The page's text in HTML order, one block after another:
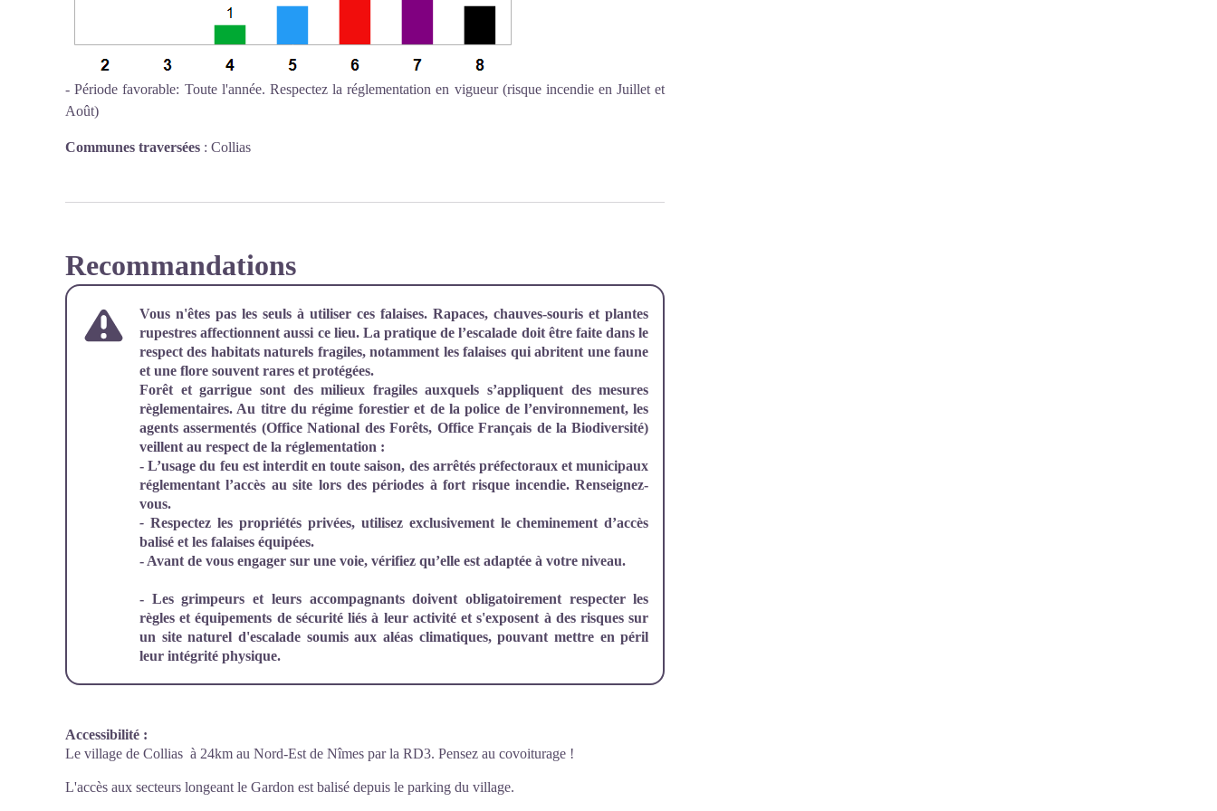
- Période favorable: Toute l'année. Respectez la réglementation en vigueur (risque incendie en Juillet et
Août)
Communes traversées : Collias
Recommandations
Vous n'êtes pas les seuls à utiliser ces falaises. Rapaces, chauves-souris et plantes
rupestres affectionnent aussi ce lieu. La pratique de l’escalade doit être faite dans le
respect des habitats naturels fragiles, notamment les falaises qui abritent une faune
et une flore souvent rares et protégées.
Forêt et garrigue sont des milieux fragiles auxquels s’appliquent des mesures
règlementaires. Au titre du régime forestier et de la police de l’environnement, les
agents assermentés (Office National des Forêts, Office Français de la Biodiversité)
veillent au respect de la réglementation :
- L’usage du feu est interdit en toute saison, des arrêtés préfectoraux et municipaux
réglementant l’accès au site lors des périodes à fort risque incendie. Renseignez-
vous.
- Respectez les propriétés privées, utilisez exclusivement le cheminement d’accès
balisé et les falaises équipées.
- Avant de vous engager sur une voie, vérifiez qu’elle est adaptée à votre niveau.
- Les grimpeurs et leurs accompagnants doivent obligatoirement respecter les
règles et équipements de sécurité liés à leur activité et s'exposent à des risques sur
un site naturel d'escalade soumis aux aléas climatiques, pouvant mettre en péril
leur intégrité physique.
Accessibilité :
Le village de Collias à 24km au Nord-Est de Nîmes par la RD3. Pensez au covoiturage !
L'accès aux secteurs longeant le Gardon est balisé depuis le parking du village.